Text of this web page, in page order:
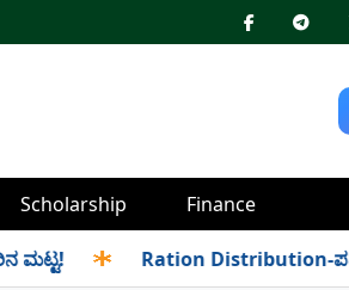
Scholarship Finance
✱
Ration Distribution-